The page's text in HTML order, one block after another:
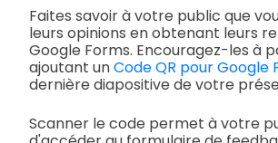
Faites savoir à votre public que
leurs opinions en obtenant leurs
Google Forms. Encouragez-les à
ajoutant unCode QR pour Google
dernière diapositive de votre
Scanner le code permet à votre